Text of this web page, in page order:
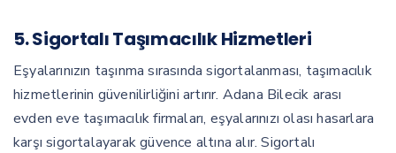
5.Sigortalı Taşımacılık Hizmetleri
Eşyalarınızın taşınma sırasında sigortalanması, taşımacılık
hizmetlerinin güvenilirliğini artırır. Adana Bilecik arası
evden eve taşımacılık firmaları, eşyalarınızı olası hasarlara
karşı sigortalayarak güvence altına alır. Sigortalı